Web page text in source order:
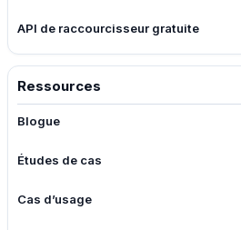
API de raccourcisseur gratuite
Ressources
Blogue
Études de cas
Cas d’usage